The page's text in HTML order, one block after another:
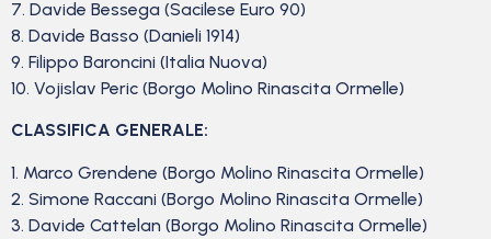
7. Davide Bessega (Sacilese Euro 90)
8. Davide Basso (Danieli 1914)
9. Filippo Baroncini (Italia Nuova)
10. Vojislav Peric (Borgo Molino Rinascita Ormelle)
CLASSIFICA GENERALE:
1. Marco Grendene (Borgo Molino Rinascita Ormelle)
2. Simone Raccani (Borgo Molino Rinascita Ormelle)
3. Davide Cattelan (Borgo Molino Rinascita Ormelle)